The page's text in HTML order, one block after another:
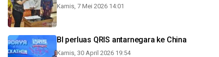
Kamis, 7 Mei 2026 14:01
BI perluas QRIS antarnegara ke China
Kamis, 30 April 2026 19:54